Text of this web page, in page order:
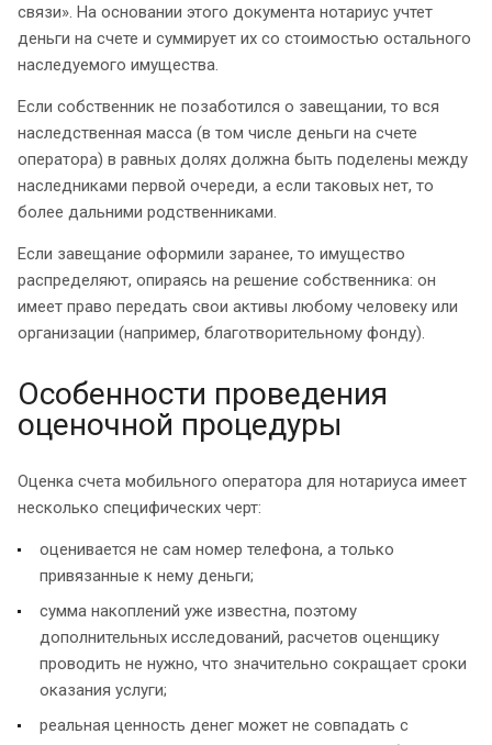
связи». На основании этого документа нотариус учтет
деньги на счете и суммирует их со стоимостью остального
наследуемого имущества.
Если собственник не позаботился о завещании, то вся
наследственная масса (в том числе деньги на счете
оператора) в равных долях должна быть поделены между
наследниками первой очереди, а если таковых нет, то
более дальними родственниками.
Если завещание оформили заранее, то имущество
распределяют, опираясь на решение собственника: он
имеет право передать свои активы любому человеку или
организации (например, благотворительному фонду).
Особенности проведения
оценочной процедуры
Оценка счета мобильного оператора для нотариуса имеет
несколько специфических черт:
оценивается не сам номер телефона, а только
привязанные к нему деньги;
сумма накоплений уже известна, поэтому
дополнительных исследований, расчетов оценщику
проводить не нужно, что значительно сокращает сроки
оказания услуги;
реальная ценность денег может не совпадать с